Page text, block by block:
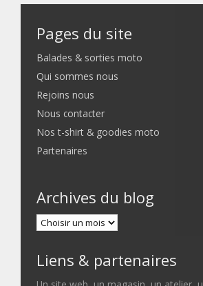
Pages du site
Balades & sorties moto
Qui sommes nous
Rejoins nous
Nous contacter
Nos t-shirt & goodies moto
Partenaires
Archives du blog
Liens & partenaires